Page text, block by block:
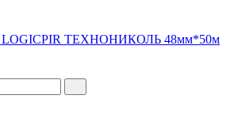
LOGICPIR ТЕХНОНИКОЛЬ 48мм*50м